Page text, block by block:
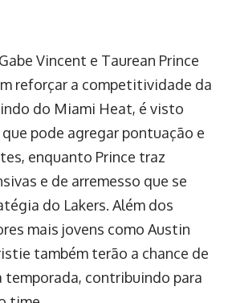
Vincent e Taurean Prince
reforçar a competitividade da
do Miami Heat, é visto
pode agregar pontuação e
enquanto Prince traz
e de arremesso que se
do Lakers. Além dos
mais jovens como Austin
também terão a chance de
temporada, contribuindo para